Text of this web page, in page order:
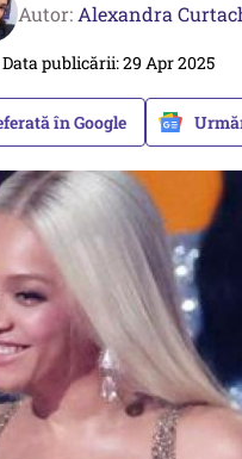
Autor: Alexandra
Data publicării: 29 Apr 2025
în Google